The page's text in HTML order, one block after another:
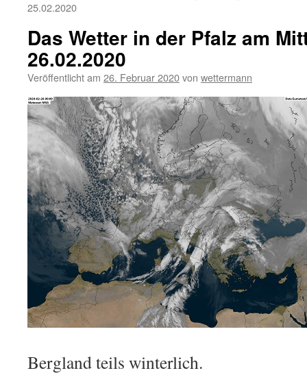
25.02.2020
Das Wetter in der Pfalz am
26.02.2020
Veröffentlicht am 26. Februar 2020von wettermann
Bergland teils winterlich.